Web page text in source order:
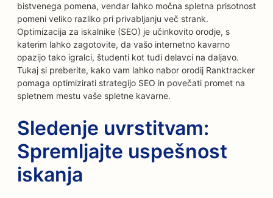
bistvenega pomena, vendar lahko močna spletna prisotnost
pomeni veliko razliko pri privabljanju več strank.
Optimizacija za iskalnike (SEO) je učinkovito orodje, s
katerim lahko zagotovite, da vašo internetno kavarno
opazijo tako igralci, študenti kot tudi delavci na daljavo.
Tukaj si preberite, kako vam lahko nabor orodij Ranktracker
pomaga optimizirati strategijo SEO in povečati promet na
spletnem mestu vaše spletne kavarne.
Sledenje uvrstitvam:
Spremljajte uspešnost
iskanja